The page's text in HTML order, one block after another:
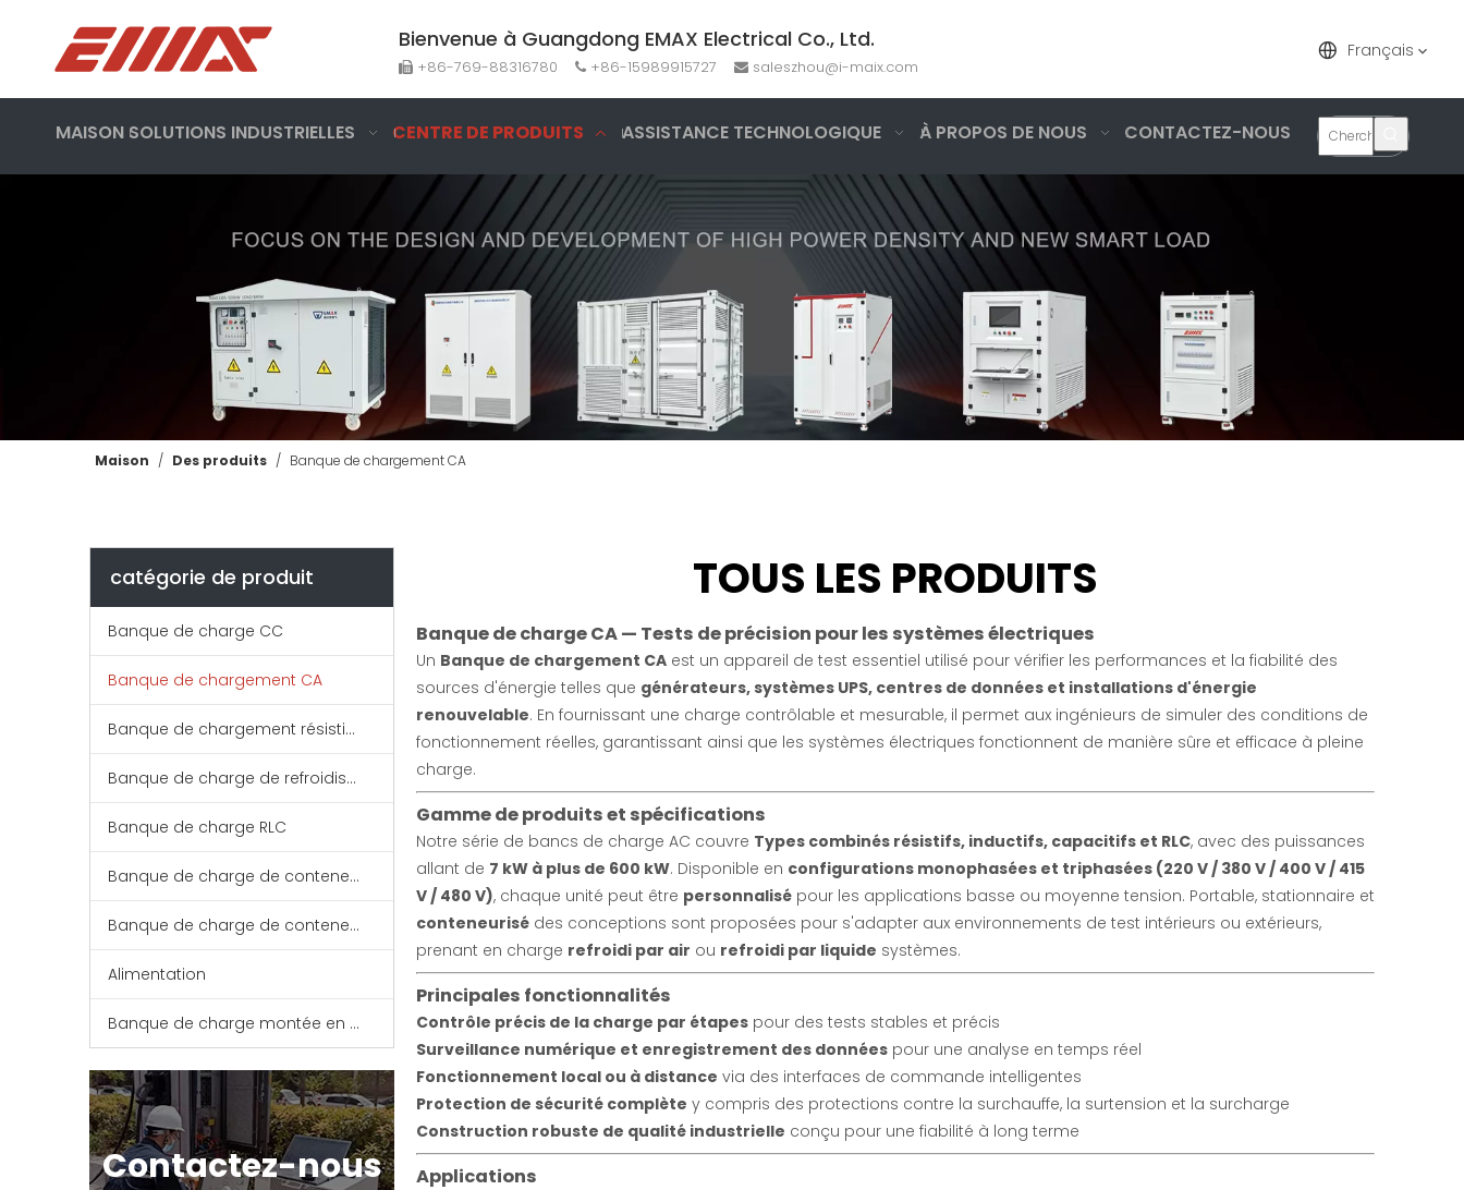
Bienvenue à Guangdong EMAX Electrical Co., Ltd.
 +86-769-88316780  +86-15989915727  saleszhou@i-maix.com
Français
MAISON SOLUTIONS INDUSTRIELLES CENTRE DE PRODUITS ASSISTANCE TECHNOLOGIQUE À PROPOS DE NOUS CONTACTEZ-NOUS
Maison / Des produits / Banque de chargement CA
catégorie de produit
Banque de charge CC
Banque de chargement CA
Banque de chargement résistive
Banque de charge de refroidissement liquide
Banque de charge RLC
Banque de charge de conteneur basse tension
Banque de charge de conteneur moyenne tension
Alimentation
Banque de charge montée en rack
Contactez-nous
TOUS LES PRODUITS
Banque de charge CA — Tests de précision pour les systèmes électriques
Un Banque de chargement CA est un appareil de test essentiel utilisé pour vérifier les performances et la fiabilité des
sources d'énergie telles que générateurs, systèmes UPS, centres de données et installations d'énergie
renouvelable. En fournissant une charge contrôlable et mesurable, il permet aux ingénieurs de simuler des conditions de
fonctionnement réelles, garantissant ainsi que les systèmes électriques fonctionnent de manière sûre et efficace à pleine
charge.
Gamme de produits et spécifications
Notre série de bancs de charge AC couvre Types combinés résistifs, inductifs, capacitifs et RLC, avec des puissances
allant de 7 kW à plus de 600 kW. Disponible en configurations monophasées et triphasées (220 V / 380 V / 400 V / 415
V / 480 V), chaque unité peut être personnalisé pour les applications basse ou moyenne tension. Portable, stationnaire et
conteneurisé des conceptions sont proposées pour s'adapter aux environnements de test intérieurs ou extérieurs,
prenant en charge refroidi par air ou refroidi par liquide systèmes.
Principales fonctionnalités
Contrôle précis de la charge par étapes pour des tests stables et précis
Surveillance numérique et enregistrement des données pour une analyse en temps réel
Fonctionnement local ou à distance via des interfaces de commande intelligentes
Protection de sécurité complète y compris des protections contre la surchauffe, la surtension et la surcharge
Construction robuste de qualité industrielle conçu pour une fiabilité à long terme
Applications